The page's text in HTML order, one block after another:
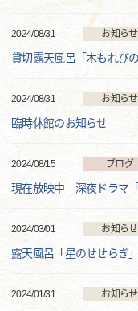
2024/08/31 お知らせ
貸切露天風呂「木もれび
2024/08/31 お知らせ
臨時休館のお知らせ
2024/08/15 ブログ
現在放映中 深夜ドラマ「
2024/03/01 お知らせ
露天風呂「星のせせらぎ
2024/01/31 お知らせ